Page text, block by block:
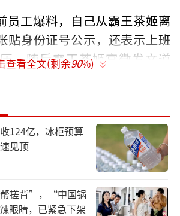
员工爆料，自己从霸王茶姬离
贴身份证号公示，还表示上班
。随后霸王茶姬官微发文道
马、出现门店管理丑闻背后，
姬疯狂扩张，快速占领新茶饮
放眼整个茶饮界，霸王茶姬是
查看全文(剩余90%)
124亿，冰柜预算
见顶
帮搓背”，“中国锅
眼睛，已紧急下架